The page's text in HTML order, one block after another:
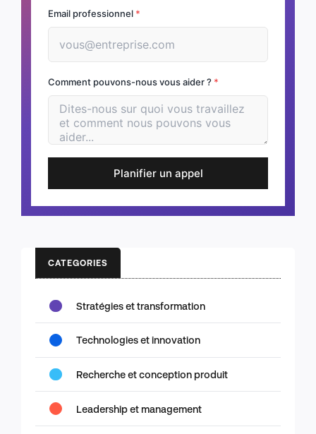
Email professionnel *
Comment pouvons-nous vous aider ? *
Planifier un appel
CATEGORIES
Stratégies et transformation
Technologies et innovation
Recherche et conception produit
Leadership et management